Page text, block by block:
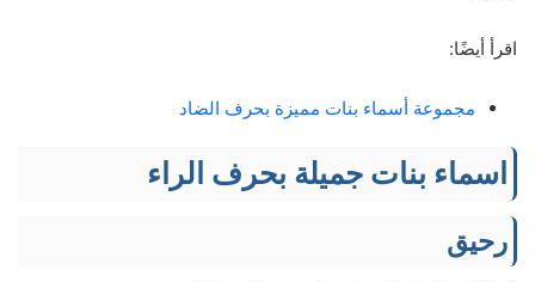
اقرأ أيضًا:
مجموعة أسماء بنات مميزة بحرف الضاد
اسماء بنات جميلة بحرف الراء
رحيق